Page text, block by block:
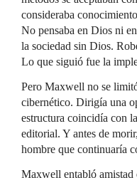
consideraba
No pensaba en Dios ni
la sociedad sin Dios.
Lo que siguió fue la
Pero Maxwell no se
cibernético. Dirigía una
estructura coincidía con
editorial. Y antes de
hombre que continuaría
Maxwell entabló